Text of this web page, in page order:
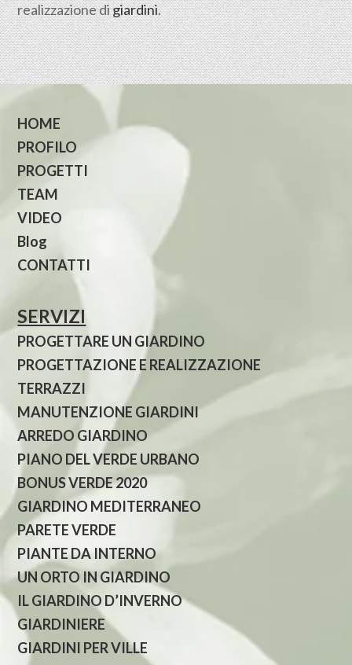
realizzazione digiardini.
HOME
PROFILO
PROGETTI
TEAM
VIDEO
Blog
CONTATTI
SERVIZI
PROGETTARE UN GIARDINO
PROGETTAZIONE E REALIZZAZIONE
TERRAZZI
MANUTENZIONE GIARDINI
ARREDO GIARDINO
PIANO DEL VERDE URBANO
BONUS VERDE 2020
GIARDINO MEDITERRANEO
PARETE VERDE
PIANTE DA INTERNO
UN ORTO IN GIARDINO
IL GIARDINO D’INVERNO
GIARDINIERE
GIARDINI PER VILLE